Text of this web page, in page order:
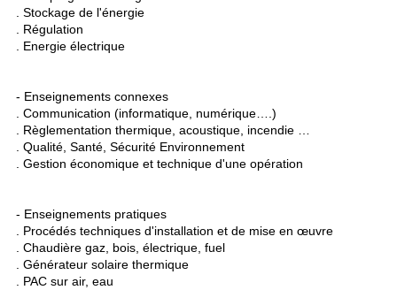
. Stockage de l'énergie
. Régulation
. Energie électrique
- Enseignements connexes
. Communication (informatique, numérique….)
. Règlementation thermique, acoustique, incendie …
. Qualité, Santé, Sécurité Environnement
. Gestion économique et technique d'une opération
- Enseignements pratiques
. Procédés techniques d'installation et de mise en œuvre
. Chaudière gaz, bois, électrique, fuel
. Générateur solaire thermique
. PAC sur air, eau